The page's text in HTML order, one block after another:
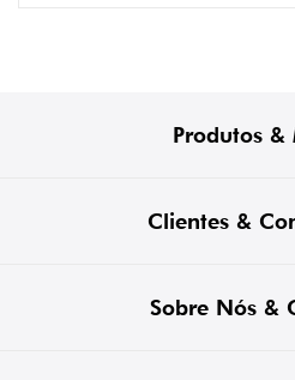
Produtos &
Clientes &
Sobre Nós &